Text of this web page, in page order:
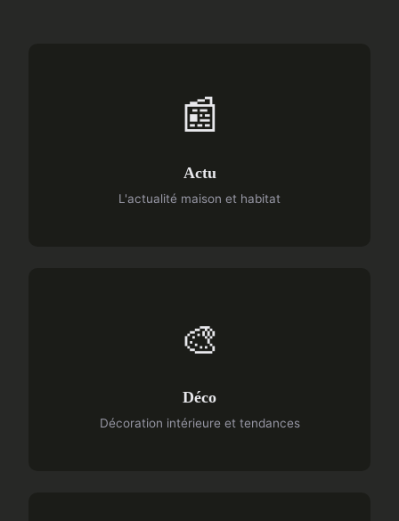
📰
Actu
L'actualité maison et habitat
🎨
Déco
Décoration intérieure et tendances